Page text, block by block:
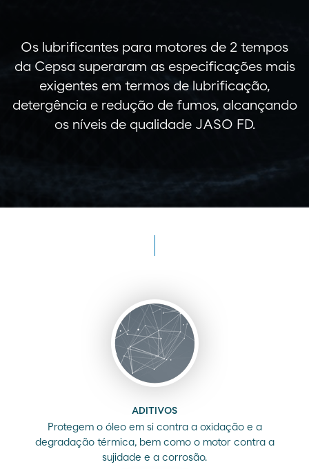
Os lubrificantes para motores de 2 tempos
da Cepsa superaram as especificações mais
exigentes em termos de lubrificação,
detergência e redução de fumos, alcançando
os níveis de qualidade JASO FD.
ADITIVOS
Protegem o óleo em si contra a oxidação e a
degradação térmica, bem como o motor contra a
sujidade e a corrosão.